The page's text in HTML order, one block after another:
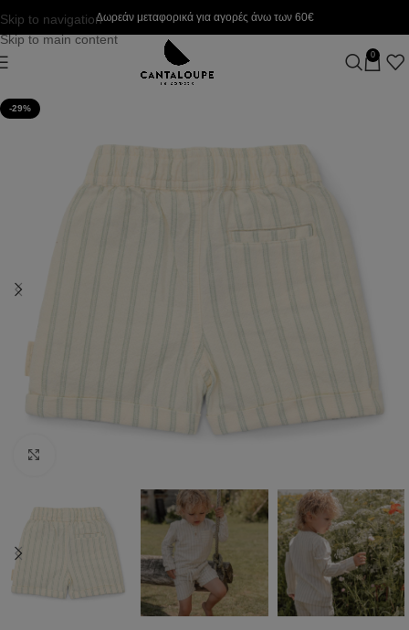
Skip to navigation
Skip to main content
Δωρεάν μεταφορικά για αγορές άνω των 60€
0
-29%